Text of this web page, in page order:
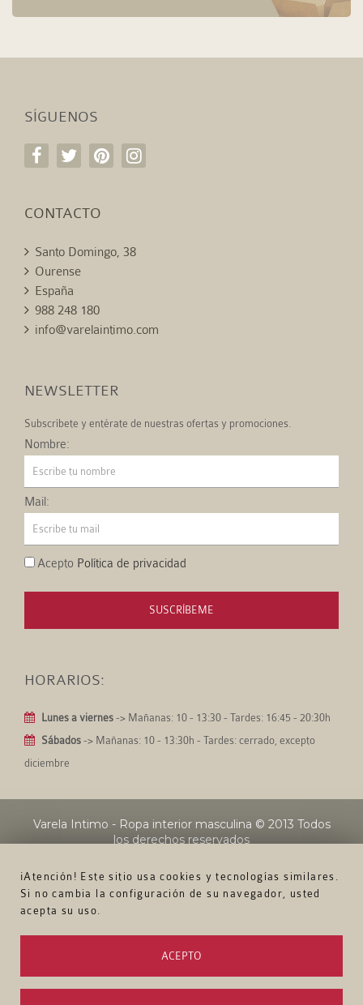
¡Atención! Este sitio usa cookies y tecnologías similares.
Si no cambia la configuración de su navegador, usted
acepta su uso.
ACEPTO
SÍGUENOS
CONTACTO
Santo Domingo, 38
Ourense
España
988 248 180
info@varelaintimo.com
NEWSLETTER
Subscríbete y entérate de nuestras ofertas y promociones.
Nombre:
Mail:
Acepto Política de privacidad
SUSCRÍBEME
HORARIOS:
Lunes a viernes -> Mañanas: 10 - 13:30 - Tardes: 16:45 - 20:30h
Sábados -> Mañanas: 10 - 13:30h - Tardes: cerrado, excepto
diciembre
Varela Intimo - Ropa interior masculina © 2013 Todos
los derechos reservados